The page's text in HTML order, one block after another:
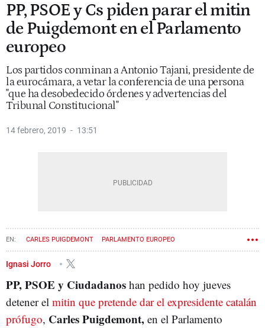
PP, PSOE y Cs piden parar el mitin
de Puigdemont en el Parlamento
europeo
Los partidos conminan a Antonio Tajani, presidente de
la eurocámara, a vetar la conferencia de una persona
"que ha desobedecido órdenes y advertencias del
Tribunal Constitucional"
14 febrero, 2019 13:51
CARLES PUIGDEMONT PARLAMENTO EUROPEO
Ignasi Jorro
PP, PSOE y Ciudadanos han pedido hoy jueves
detener el mitin que pretende dar el expresidente catalán
prófugo, Carles Puigdemont, en el Parlamento